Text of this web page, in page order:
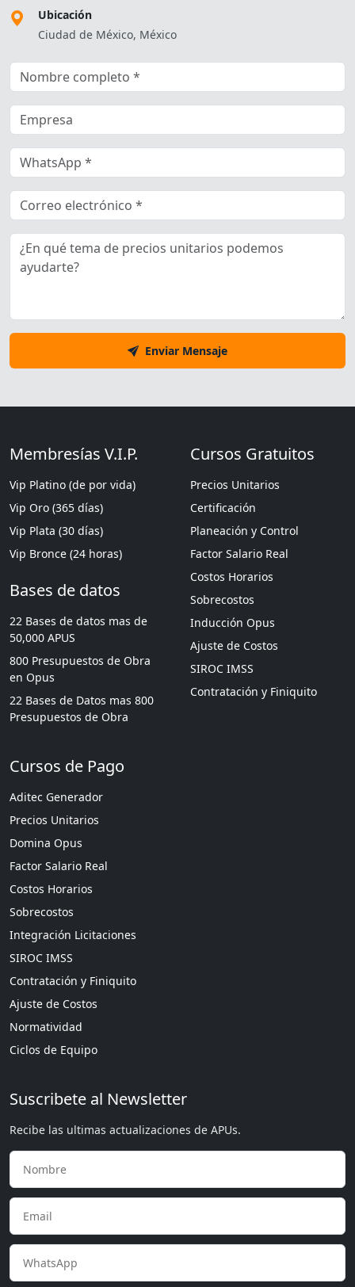
Ubicación
Ciudad de México, México
Enviar Mensaje
Membresías V.I.P.
Vip Platino (de por vida)
Vip Oro (365 días)
Vip Plata (30 días)
Vip Bronce (24 horas)
Bases de datos
22 Bases de datos mas de
50,000 APUS
800 Presupuestos de Obra
en Opus
22 Bases de Datos mas 800
Presupuestos de Obra
Cursos Gratuitos
Precios Unitarios
Certificación
Planeación y Control
Factor Salario Real
Costos Horarios
Sobrecostos
Inducción Opus
Ajuste de Costos
SIROC IMSS
Contratación y Finiquito
Cursos de Pago
Aditec Generador
Precios Unitarios
Domina Opus
Factor Salario Real
Costos Horarios
Sobrecostos
Integración Licitaciones
SIROC IMSS
Contratación y Finiquito
Ajuste de Costos
Normatividad
Ciclos de Equipo
Suscribete al Newsletter
Recibe las ultimas actualizaciones de APUs.